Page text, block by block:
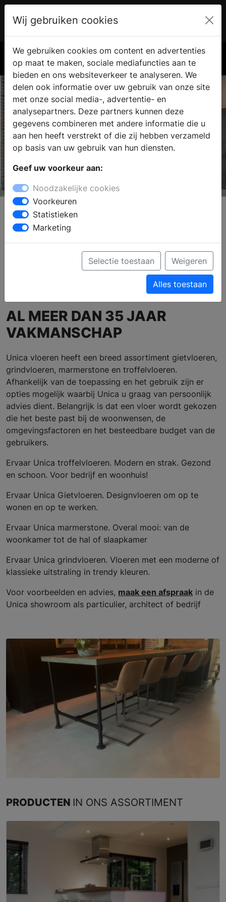
€ 0.00
Unica Vloeren
Profiel
Verkooppunten Brochure aanvragen
Ga naar de website
AL MEER DAN 35 JAAR
VAKMANSCHAP
Unica vloeren heeft een breed assortiment gietvloeren,
grindvloeren, marmerstone en troffelvloeren.
Afhankelijk van de toepassing en het gebruik zijn er
opties mogelijk waarbij Unica u graag van persoonlijk
advies dient. Belangrijk is dat een vloer wordt gekozen
die het beste past bij de woonwensen, de
omgevingsfactoren en het besteedbare budget van de
gebruikers.
Ervaar Unica troffelvloeren. Modern en strak. Gezond
en schoon. Voor bedrijf en woonhuis!
Ervaar Unica Gietvloeren. Designvloeren om op te
wonen en op te werken.
Ervaar Unica marmerstone. Overal mooi: van de
woonkamer tot de hal of slaapkamer
Ervaar Unica grindvloeren. Vloeren met een moderne of
klassieke uitstraling in trendy kleuren.
Voor voorbeelden en advies, maak een afspraak in de
Unica showroom als particulier, architect of bedrijf
PRODUCTEN IN ONS ASSORTIMENT
Wij gebruiken cookies
We gebruiken cookies om content en advertenties
op maat te maken, sociale mediafuncties aan te
bieden en ons websiteverkeer te analyseren. We
delen ook informatie over uw gebruik van onze site
met onze social media-, advertentie- en
analysepartners. Deze partners kunnen deze
gegevens combineren met andere informatie die u
aan hen heeft verstrekt of die zij hebben verzameld
op basis van uw gebruik van hun diensten.
Geef uw voorkeur aan:
Noodzakelijke cookies
Voorkeuren
Statistieken
Marketing
Selectie toestaan Weigeren
Alles toestaan